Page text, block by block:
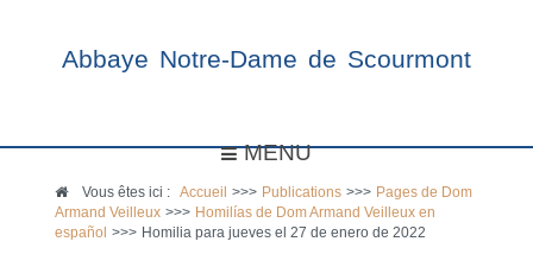
Abbaye Notre-Dame de Scourmont
MENU
Vous êtes ici :Accueil >>> Publications >>> Pages de Dom
Armand Veilleux >>> Homilías de Dom Armand Veilleux en
español
>>> Homilia para jueves el 27 de enero de 2022